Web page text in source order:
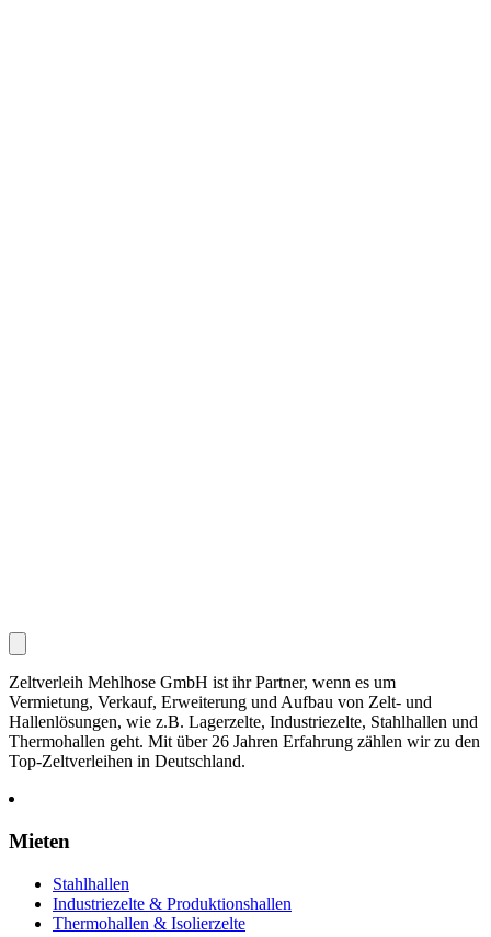
Zeltverleih Mehlhose GmbH ist ihr Partner, wenn es um
Vermietung, Verkauf, Erweiterung und Aufbau von Zelt- und
Hallenlösungen, wie z.B. Lagerzelte, Industriezelte, Stahlhallen und
Thermohallen geht. Mit über 26 Jahren Erfahrung zählen wir zu den
Top-Zeltverleihen in Deutschland.
Mieten
Stahlhallen
Industriezelte & Produktionshallen
Thermohallen & Isolierzelte